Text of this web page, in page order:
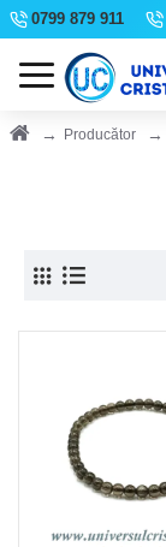
0799 879 911
Producător